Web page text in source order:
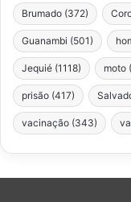
Brumado (372)
Guanambi (501)
Jequié (1118) moto
prisão (417)
vacinação (343)